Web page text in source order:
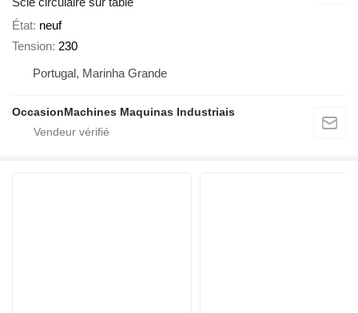
État neuf
Tension 230
Portugal, Marinha Grande
OccasionMachines Maquinas Industriais